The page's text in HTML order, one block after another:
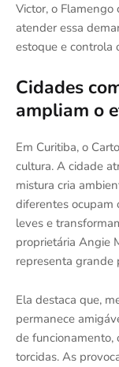
Victor, o Flamengo
atender essa
estoque e controla
Cidades
ampliam o
Em Curitiba, o
cultura. A cidade
mistura cria
diferentes ocupam
leves e
proprietária Angie
representa grande
Ela destaca que,
permanece
de funcionamento,
torcidas. As